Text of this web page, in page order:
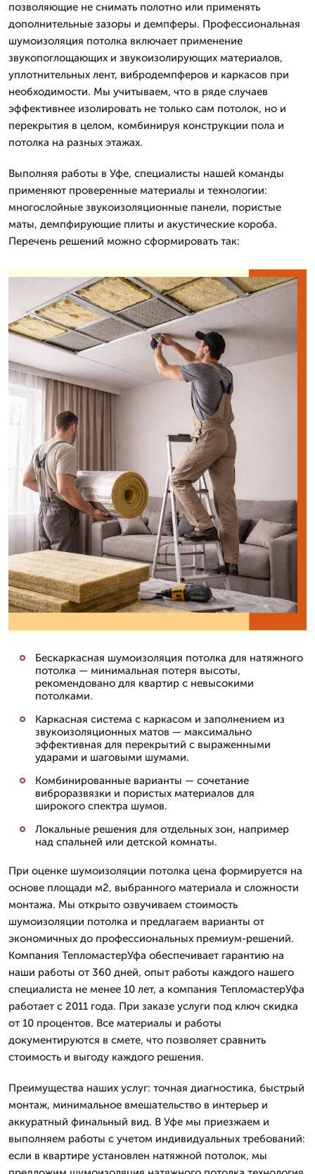
позволяющие не снимать полотно или применять
дополнительные зазоры и демпферы. Профессиональная
шумоизоляция потолка включает применение
звукопоглощающих и звукоизолирующих материалов,
уплотнительных лент, вибродемпферов и каркасов при
необходимости. Мы учитываем, что в ряде случаев
эффективнее изолировать не только сам потолок, но и
перекрытия в целом, комбинируя конструкции пола и
потолка на разных этажах.
Выполняя работы в Уфе, специалисты нашей команды
применяют проверенные материалы и технологии:
многослойные звукоизоляционные панели, пористые
маты, демпфирующие плиты и акустические короба.
Перечень решений можно сформировать так:
Бескаркасная шумоизоляция потолка для натяжного
потолка — минимальная потеря высоты,
рекомендовано для квартир с невысокими
потолками.
Каркасная система с каркасом и заполнением из
звукоизоляционных матов — максимально
эффективная для перекрытий с выраженными
ударами и шаговыми шумами.
Комбинированные варианты — сочетание
виброразвязки и пористых материалов для
широкого спектра шумов.
Локальные решения для отдельных зон, например
над спальней или детской комнаты.
При оценке шумоизоляции потолка цена формируется на
основе площади м2, выбранного материала и сложности
монтажа. Мы открыто озвучиваем стоимость
шумоизоляции потолка и предлагаем варианты от
экономичных до профессиональных премиум-решений.
Компания ТепломастерУфа обеспечивает гарантию на
наши работы от 360 дней, опыт работы каждого нашего
специалиста не менее 10 лет, а компания ТепломастерУфа
работает с 2011 года. При заказе услуги под ключ скидка
от 10 процентов. Все материалы и работы
документируются в смете, что позволяет сравнить
стоимость и выгоду каждого решения.
Преимущества наших услуг: точная диагностика, быстрый
монтаж, минимальное вмешательство в интерьер и
аккуратный финальный вид. В Уфе мы приезжаем и
выполняем работы с учетом индивидуальных требований:
если в квартире установлен натяжной потолок, мы